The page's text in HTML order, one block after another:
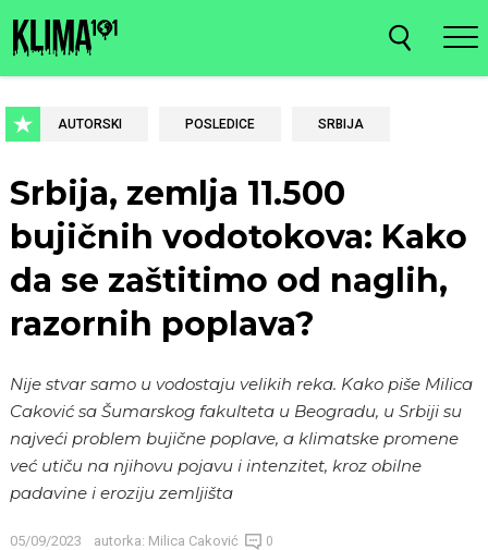
AUTORSKI POSLEDICE SRBIJA
Srbija, zemlja 11.500
bujičnih vodotokova: Kako
da se zaštitimo od naglih,
razornih poplava?
Nije stvar samo u vodostaju velikih reka. Kako piše Milica
Caković sa Šumarskog fakulteta u Beogradu, u Srbiji su
najveći problem bujične poplave, a klimatske promene
već utiču na njihovu pojavu i intenzitet, kroz obilne
padavine i eroziju zemljišta
05/09/2023 autorka: Milica Caković 0